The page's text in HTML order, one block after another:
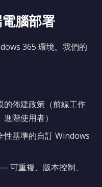
腦部署
365 環境。我們的
的佈建政策（前線工作
階使用者）
性基準的自訂 Windows
可重複、版本控制、